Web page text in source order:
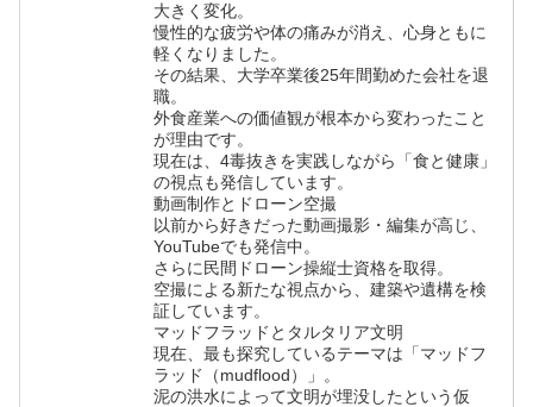
大きく変化。
慢性的な疲労や体の痛みが消え、心身ともに
軽くなりました。
その結果、大学卒業後25年間勤めた会社を退
職。
外食産業への価値観が根本から変わったこと
が理由です。
現在は、4毒抜きを実践しながら「食と健康」
の視点も発信しています。
動画制作とドローン空撮
以前から好きだった動画撮影・編集が高じ、
YouTubeでも発信中。
さらに民間ドローン操縦士資格を取得。
空撮による新たな視点から、建築や遺構を検
証しています。
マッドフラッドとタルタリア文明
現在、最も探究しているテーマは「マッドフ
ラッド（mudflood）」。
泥の洪水によって文明が埋没したという仮